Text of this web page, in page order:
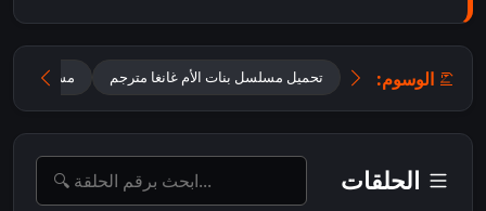
الوسوم: تحميل مسلسل بنات الأم غانغا مترجم مسلسل بنات
الحلقات